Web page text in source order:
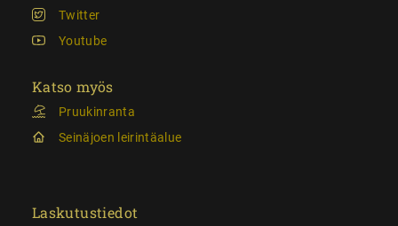
Twitter
Youtube
Katso myös
Pruukinranta
Seinäjoen leirintäalue
Laskutustiedot